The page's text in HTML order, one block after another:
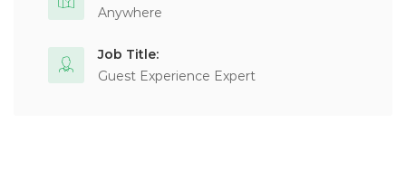
Anywhere
Job Title:
Guest Experience Expert